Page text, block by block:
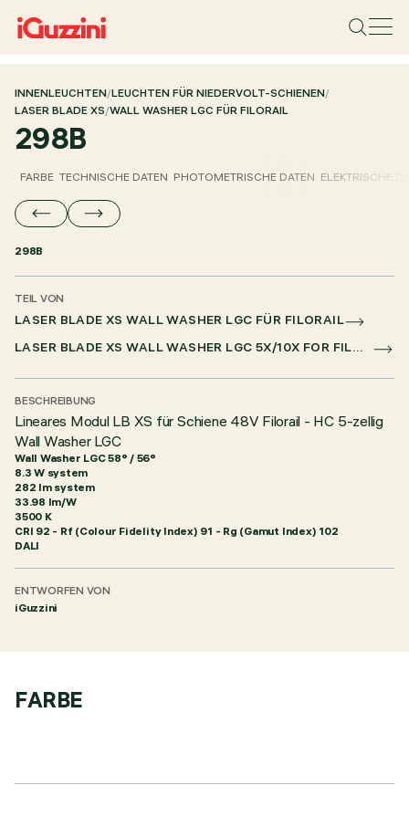
INNENLEUCHTEN/LEUCHTEN FÜR NIEDERVOLT-SCHIENEN/
LASER BLADE XS/WALL WASHER LGC FÜR FILORAIL
298B
FARBE TECHNISCHE DATEN PHOTOMETRISCHE DATEN ELEKTRISCHE
298B
TEIL VON
LASER BLADE XS WALL WASHER LGC FÜR FILORAIL
LASER BLADE XS WALL WASHER LGC 5X/10X FOR FILORAIL DALI POWERLINE
BESCHREIBUNG
Lineares Modul LB XS für Schiene 48V Filorail - HC 5-zellig
Wall Washer LGC
Wall Washer LGC 58° / 56°
8.3 W system
282 lm system
33.98 lm/W
3500 K
CRI 92 - Rf (Colour Fidelity Index) 91 - Rg (Gamut Index) 102
DALI
ENTWORFEN VON
iGuzzini
FARBE